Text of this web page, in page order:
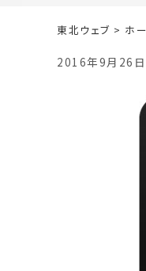
東北ウェブ > ホ
2016年9月26日